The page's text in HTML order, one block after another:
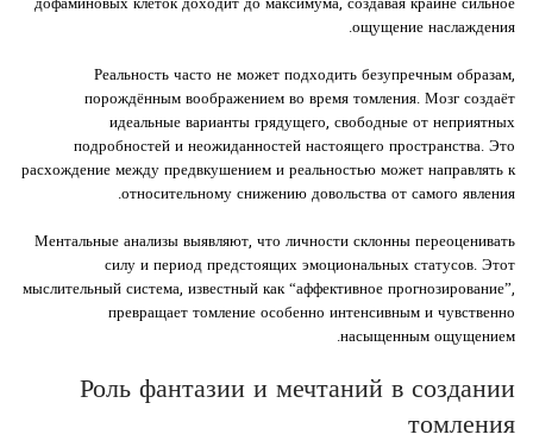
дофаминовых клеток доходит до максимума, создавая крайне сильное
ощущение наслаждения.
Реальность часто не может подходить безупречным образам,
порождённым воображением во время томления. Мозг создаёт
идеальные варианты грядущего, свободные от неприятных
подробностей и неожиданностей настоящего пространства. Это
расхождение между предвкушением и реальностью может направлять к
относительному снижению довольства от самого явления.
Ментальные анализы выявляют, что личности склонны переоценивать
силу и период предстоящих эмоциональных статусов. Этот
мыслительный система, известный как “аффективное прогнозирование”,
превращает томление особенно интенсивным и чувственно
насыщенным ощущением.
Роль фантазии и мечтаний в создании
томления